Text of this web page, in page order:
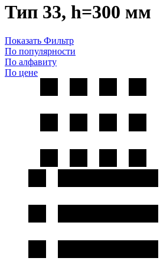
Тип 33, h=300 мм
Показать Фильтр
По популярности
По алфавиту
По цене